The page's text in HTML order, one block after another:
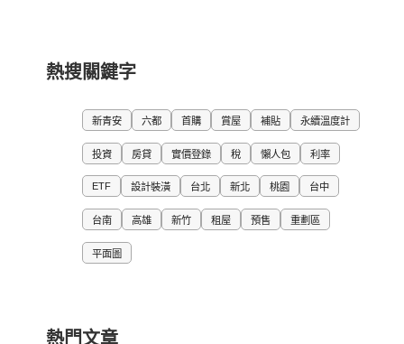
熱搜關鍵字
新青安 六都 首購 賞屋 補貼 永續溫度計
投資 房貸 實價登錄 稅 懶人包 利率
ETF 設計裝潢 台北 新北 桃園 台中
台南 高雄 新竹 租屋 預售 重劃區
平面圖
熱門文章